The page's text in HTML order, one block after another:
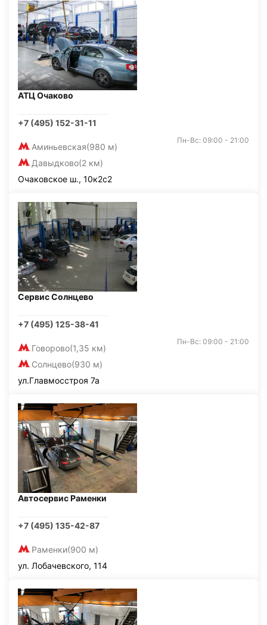
АТЦ Очаково
+7 (495) 152-31-11
Аминьевская(980 м)
Давыдково(2 км)
Пн-Вс: 09:00 - 21:00
Очаковское ш., 10к2с2
Сервис Солнцево
+7 (495) 125-38-41
Говорово(1,35 км)
Солнцево(930 м)
Пн-Вс: 09:00 - 21:00
ул.Главмосстроя 7а
Автосервис Раменки
+7 (495) 135-42-87
Раменки(900 м)
ул. Лобачевского, 114